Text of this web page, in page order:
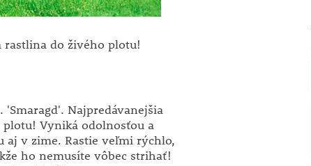
rastlina do živého plotu!
'Smaragd'. Najpredávanejšia
Vyniká odolnosťou a
aj v zime. Rastie veľmi rýchlo,
ho nemusíte vôbec strihať!